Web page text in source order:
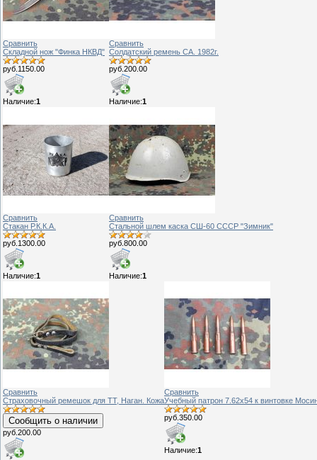
Сравнить
Складной нож "Финка НКВД"
руб.1150.00
Наличие:1
Сравнить
Солдатский ремень СА. 1982г.
руб.200.00
Наличие:1
Сравнить
Стакан Р.К.К.А.
руб.1300.00
Наличие:1
Сравнить
Стальной шлем каска СШ-60 СССР "Зимник"
руб.800.00
Наличие:1
Сравнить
Страховочный ремешок для ТТ, Наган. Кожа
Сообщить о наличии
руб.200.00
Сравнить
Учебный патрон 7.62х54 к винтовке
руб.350.00
Наличие:1